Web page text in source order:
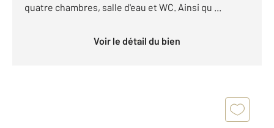
quatre chambres, salle d'eau et WC. Ainsi qu ...
Voir le détail du bien